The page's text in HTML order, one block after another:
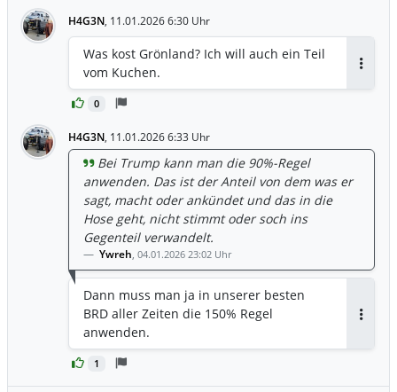
H4G3N, 11.01.2026 6:30 Uhr
0
Was kost Grönland? Ich will auch ein Teil
vom Kuchen.
H4G3N, 11.01.2026 6:33 Uhr
1
Bei Trump kann man die 90%-Regel
anwenden. Das ist der Anteil von dem was er
sagt, macht oder ankündet und das in die
Hose geht, nicht stimmt oder soch ins
Gegenteil verwandelt.
Ywreh, 04.01.2026 23:02 Uhr
Dann muss man ja in unserer besten
BRD aller Zeiten die 150% Regel
anwenden.